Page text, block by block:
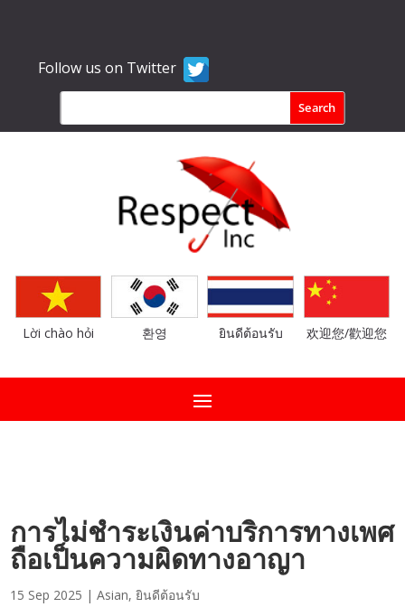
Follow us on Twitter
Lời chào hỏi 환영 ยินดีต้อนรับ 欢迎您/歡迎您
การไม่ชำระเงินค่าบริการทางเพศ
ถือเป็นความผิดทางอาญา
15 Sep 2025 |Asian,ยินดีต้อนรับ